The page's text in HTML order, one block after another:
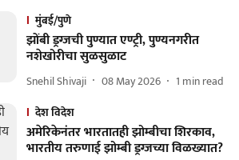
मुंबई/पुणे
झोंबी ड्रग्जची पुण्यात एण्ट्री, पुण्यनगरीत
नशेखोरीचा सुळसुळाट
Snehil Shivaji 08 May 2026 1 min read
देश विदेश
अमेरिकेनंतर भारतातही झोम्बीचा शिरकाव,
भारतीय तरुणाई झोम्बी ड्रग्जच्या विळख्यात?